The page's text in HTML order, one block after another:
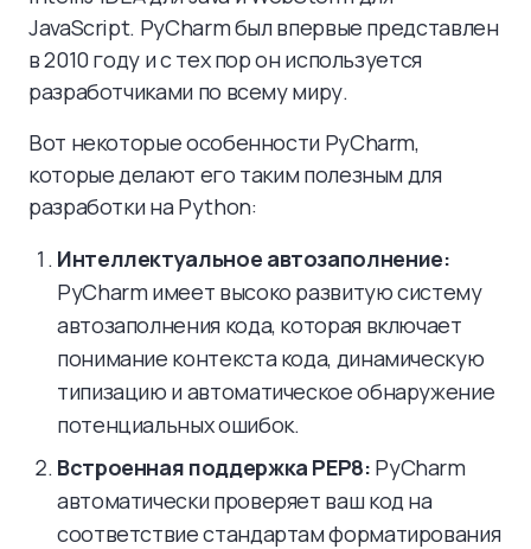
JavaScript. PyCharm был впервые представлен
в 2010 году и с тех пор он используется
разработчиками по всему миру.
Вот некоторые особенности PyCharm,
которые делают его таким полезным для
разработки на Python:
Интеллектуальное автозаполнение:
PyCharm имеет высоко развитую систему
автозаполнения кода, которая включает
понимание контекста кода, динамическую
типизацию и автоматическое обнаружение
потенциальных ошибок.
Встроенная поддержка PEP8: PyCharm
автоматически проверяет ваш код на
соответствие стандартам форматирования